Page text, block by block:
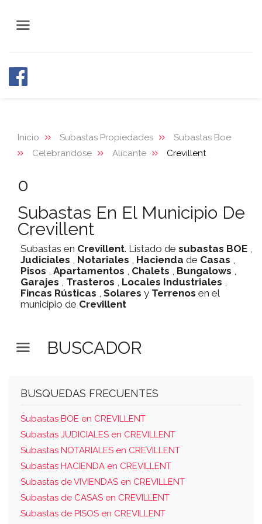
Inicio Subastas Propiedades
Subastas Boe
Celebrandose
Alicante Crevillent
0
Subastas En El Municipio De
Crevillent
Subastas en Crevillent. Listado de subastas BOE ,
Judiciales , Notariales , Hacienda de Casas ,
Pisos , Apartamentos , Chalets , Bungalows ,
Garajes , Trasteros , Locales Industriales ,
Fincas Rústicas , Solares y Terrenos en el
municipio de Crevillent
BUSCADOR
BUSQUEDAS FRECUENTES
Subastas BOE en CREVILLENT
Subastas JUDICIALES en CREVILLENT
Subastas NOTARIALES en CREVILLENT
Subastas HACIENDA en CREVILLENT
Subastas de VIVIENDAS en CREVILLENT
Subastas de CASAS en CREVILLENT
Subastas de PISOS en CREVILLENT